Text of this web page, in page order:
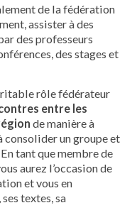
de la fédération
assister à des
des professeurs
des stages et
rôle fédérateur
entre les
de manière à
consolider un groupe et
tant que membre de
aurez l’occasion de
et vous en
textes, sa